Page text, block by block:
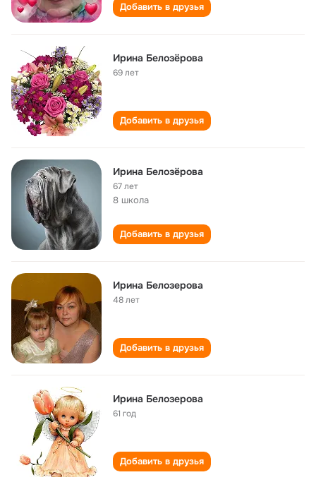
Добавить в друзья
Ирина Белозёрова
69 лет
Добавить в друзья
Ирина Белозёрова
67 лет
8 школа
Добавить в друзья
Ирина Белозерова
48 лет
Добавить в друзья
Ирина Белозерова
61 год
Добавить в друзья